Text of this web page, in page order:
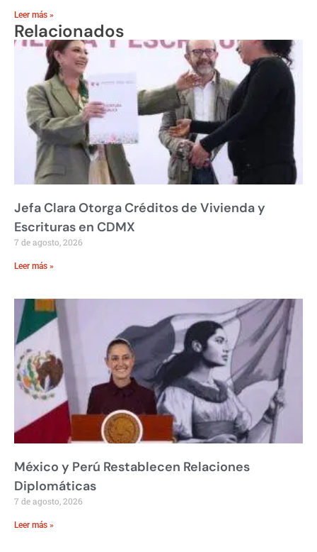
Leer más »
Relacionados
Jefa Clara Otorga Créditos de Vivienda y
Escrituras en CDMX
7 de agosto, 2026
Leer más »
México y Perú Restablecen Relaciones
Diplomáticas
7 de agosto, 2026
Leer más »